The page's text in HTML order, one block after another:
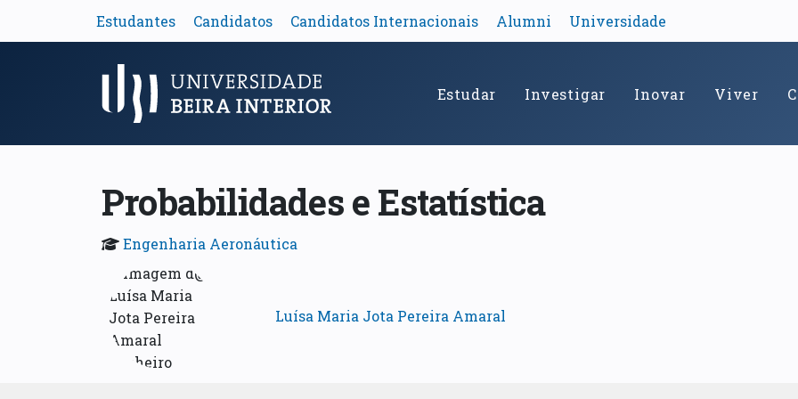
Estudantes Candidatos Candidatos Internacionais Alumni Universidade
Menu Principal Estudar Investigar Inovar Viver
Probabilidades e Estatística
Engenharia Aeronáutica
Luísa Maria Jota Pereira Amaral